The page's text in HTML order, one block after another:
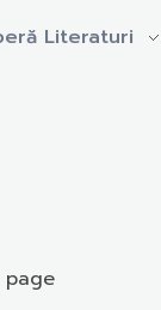
Literaturi
page